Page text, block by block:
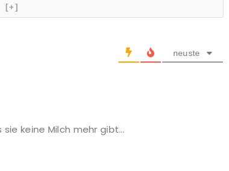
[+]
neuste
sie keine Milch mehr gibt…